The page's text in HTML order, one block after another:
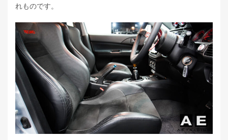
れものです。